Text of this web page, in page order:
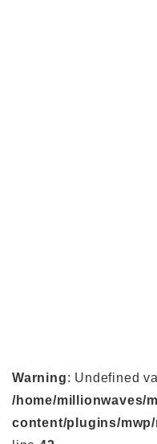
Warning: Undefined
/home/millionwaves/
content/plugins/